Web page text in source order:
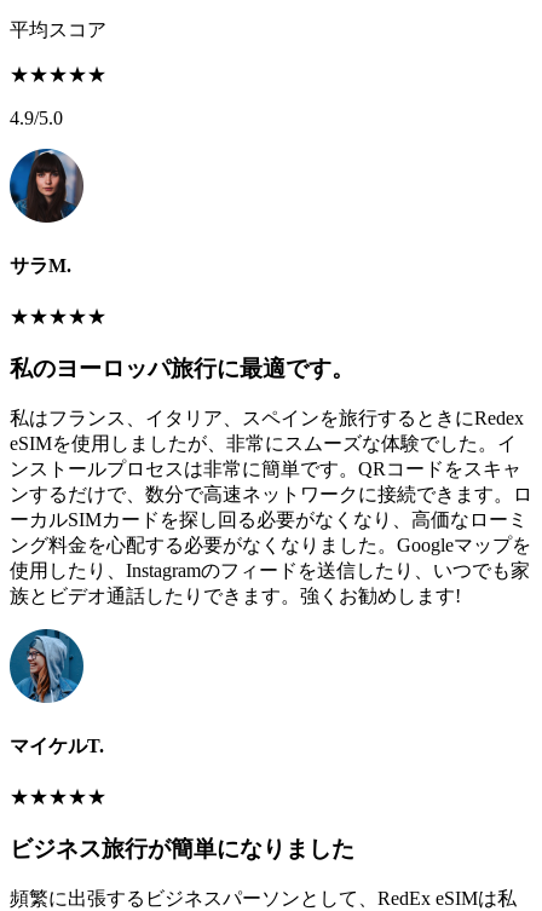
平均スコア
★★★★★
4.9/5.0
サラM.
★★★★★
私のヨーロッパ旅行に最適です。
私はフランス、イタリア、スペインを旅行するときにRedex
eSIMを使用しましたが、非常にスムーズな体験でした。イ
ンストールプロセスは非常に簡単です。QRコードをスキャ
ンするだけで、数分で高速ネットワークに接続できます。ロ
ーカルSIMカードを探し回る必要がなくなり、高価なローミ
ング料金を心配する必要がなくなりました。Googleマップを
使用したり、Instagramのフィードを送信したり、いつでも家
族とビデオ通話したりできます。強くお勧めします!
マイケルT.
★★★★★
ビジネス旅行が簡単になりました
頻繁に出張するビジネスパーソンとして、RedEx eSIMは私